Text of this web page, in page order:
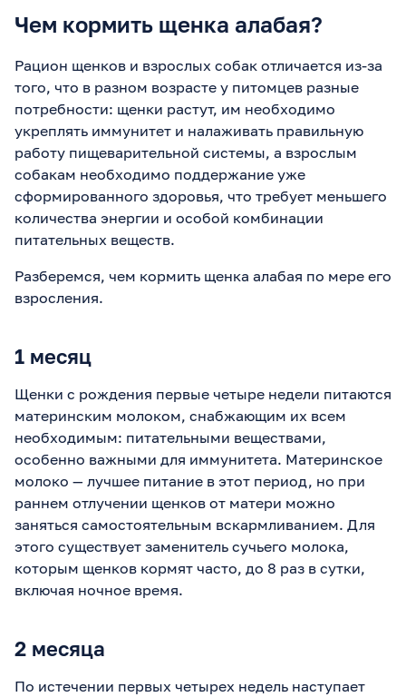
Чем кормить щенка алабая?
Рацион щенков и взрослых собак отличается из-за
того, что в разном возрасте у питомцев разные
потребности: щенки растут, им необходимо
укреплять иммунитет и налаживать правильную
работу пищеварительной системы, а взрослым
собакам необходимо поддержание уже
сформированного здоровья, что требует меньшего
количества энергии и особой комбинации
питательных веществ.
Разберемся, чем кормить щенка алабая по мере его
взросления.
1 месяц
Щенки с рождения первые четыре недели питаются
материнским молоком, снабжающим их всем
необходимым: питательными веществами,
особенно важными для иммунитета. Материнское
молоко — лучшее питание в этот период, но при
раннем отлучении щенков от матери можно
заняться самостоятельным вскармливанием. Для
этого существует заменитель сучьего молока,
которым щенков кормят часто, до 8 раз в сутки,
включая ночное время.
2 месяца
По истечении первых четырех недель наступает